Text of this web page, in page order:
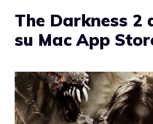
The Darkness 2
su Mac App